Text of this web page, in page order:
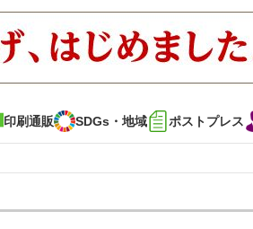
印刷通販 SDGs・地域 ポストプレス
インタビュー コレクション